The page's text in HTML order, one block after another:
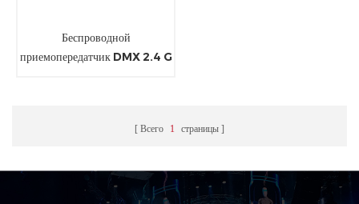
Беспроводной
приемопередатчик DMX 2.4 G
Всего 1 страницы